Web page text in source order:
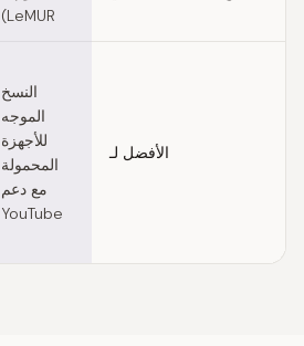
LeMUR)
الأفضل لـ
النسخ
الموجه
للأجهزة
المحمولة
مع دعم
YouTube